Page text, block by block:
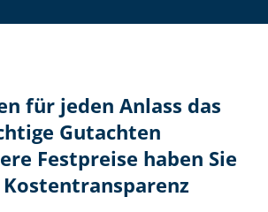
für jeden Anlass das
Gutachten
Festpreise haben Sie